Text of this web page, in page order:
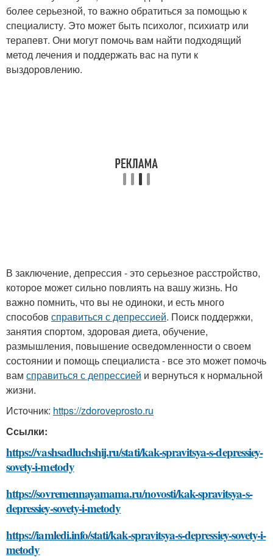
более серьезной, то важно обратиться за помощью к
специалисту. Это может быть психолог, психиатр или
терапевт. Они могут помочь вам найти подходящий
метод лечения и поддержать вас на пути к
выздоровлению.
В заключение, депрессия - это серьезное расстройство,
которое может сильно повлиять на вашу жизнь. Но
важно помнить, что вы не одиноки, и есть много
способов справиться с депрессией. Поиск поддержки,
занятия спортом, здоровая диета, обучение,
размышления, повышение осведомленности о своем
состоянии и помощь специалиста - все это может помочь
вам справиться с депрессией и вернуться к нормальной
жизни.
Источник: https://zdoroveprosto.ru
Ссылки:
https://vashsadluchshij.ru/stati/kak-spravitsya-s-depressiey-
sovety-i-metody
https://sovremennayamama.ru/novosti/kak-spravitsya-s-
depressiey-sovety-i-metody
https://iamledi.info/stati/kak-spravitsya-s-depressiey-sovety-i-
metody